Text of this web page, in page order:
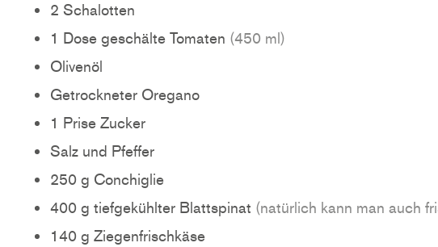
2 Schalotten
1 Dose geschälte Tomaten (450 ml)
Olivenöl
Getrockneter Oregano
1 Prise Zucker
Salz und Pfeffer
250 g Conchiglie
400 g tiefgekühlter Blattspinat (natürlich kann man auch
140 g Ziegenfrischkäse